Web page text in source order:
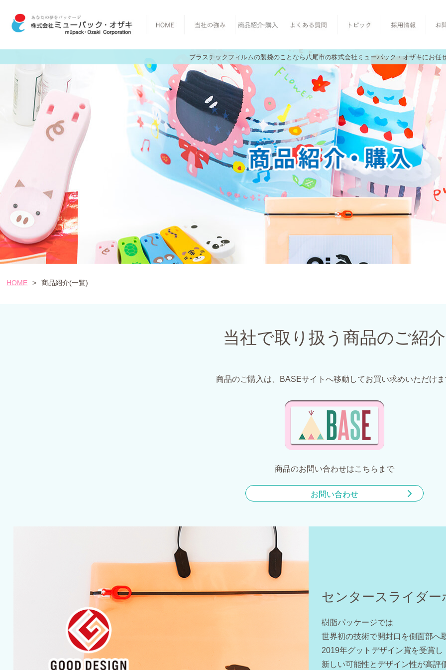
プラスチックフィルムの製袋のことなら八尾市の株式会社ミューパック・オザキにお任
HOME > 商品紹介(一覧)
当社で取り扱う商品のご紹介
商品のご購入は、BASEサイトへ移動してお買い求めいただけ
商品のお問い合わせはこちらまで
お問い合わせ
センタースライダー
樹脂パッケージでは
世界初の技術で開封口を側面部へ
2019年グットデザイン賞を受賞し
新しい可能性とデザイン性が高評